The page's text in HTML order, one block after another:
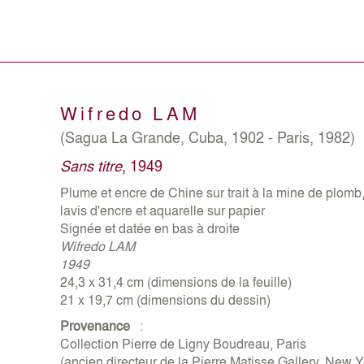
Wifredo LAM
(Sagua La Grande, Cuba, 1902 - Paris, 1982)
Sans titre, 1949
Plume et encre de Chine sur trait à la mine de plomb,
lavis d'encre et aquarelle sur papier
Signée et datée en bas à droite
Wifredo LAM
1949
24,3 x 31,4 cm (dimensions de la feuille)
21 x 19,7 cm (dimensions du dessin)
Provenance :
Collection Pierre de Ligny Boudreau, Paris